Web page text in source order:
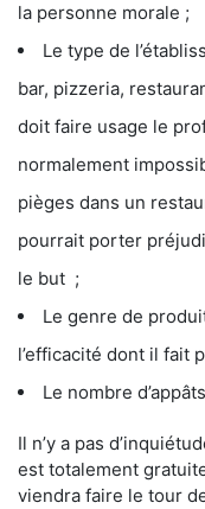
la personne morale ;
Le type de
bar, pizzeria,
doit faire usage le
normalement
pièges dans un
pourrait porter
le but ;
Le genre de
l’efficacité dont il fait
Le nombre
Il n’y a pas
est totalement
viendra faire le tour